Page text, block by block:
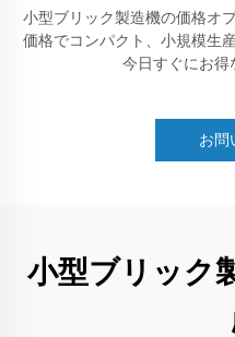
小型ブリック製造機の価格オ
価格でコンパクト、小規模生
今日すぐにお得
お問
小型ブリック